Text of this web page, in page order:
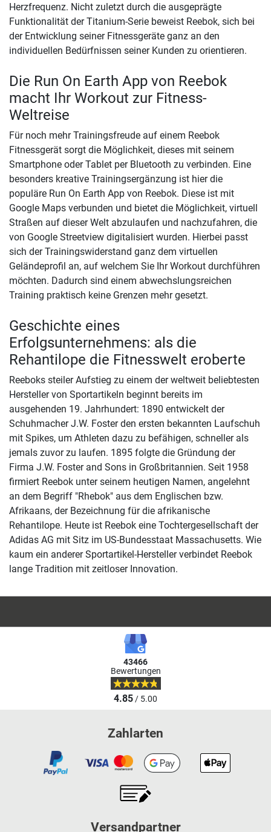
Herzfrequenz. Nicht zuletzt durch die ausgeprägte
Funktionalität der Titanium-Serie beweist Reebok, sich bei
der Entwicklung seiner Fitnessgeräte ganz an den
individuellen Bedürfnissen seiner Kunden zu orientieren.
Die Run On Earth App von Reebok
macht Ihr Workout zur Fitness-
Weltreise
Für noch mehr Trainingsfreude auf einem Reebok
Fitnessgerät sorgt die Möglichkeit, dieses mit seinem
Smartphone oder Tablet per Bluetooth zu verbinden. Eine
besonders kreative Trainingsergänzung ist hier die
populäre Run On Earth App von Reebok. Diese ist mit
Google Maps verbunden und bietet die Möglichkeit, virtuell
Straßen auf dieser Welt abzulaufen und nachzufahren, die
von Google Streetview digitalisiert wurden. Hierbei passt
sich der Trainingswiderstand ganz dem virtuellen
Geländeprofil an, auf welchem Sie Ihr Workout durchführen
möchten. Dadurch sind einem abwechslungsreichen
Training praktisch keine Grenzen mehr gesetzt.
Geschichte eines
Erfolgsunternehmens: als die
Rehantilope die Fitnesswelt eroberte
Reeboks steiler Aufstieg zu einem der weltweit beliebtesten
Hersteller von Sportartikeln beginnt bereits im
ausgehenden 19. Jahrhundert: 1890 entwickelt der
Schuhmacher J.W. Foster den ersten bekannten Laufschuh
mit Spikes, um Athleten dazu zu befähigen, schneller als
jemals zuvor zu laufen. 1895 folgte die Gründung der
Firma J.W. Foster and Sons in Großbritannien. Seit 1958
firmiert Reebok unter seinem heutigen Namen, angelehnt
an dem Begriff "Rhebok" aus dem Englischen bzw.
Afrikaans, der Bezeichnung für die afrikanische
Rehantilope. Heute ist Reebok eine Tochtergesellschaft der
Adidas AG mit Sitz im US-Bundesstaat Massachusetts. Wie
kaum ein anderer Sportartikel-Hersteller verbindet Reebok
lange Tradition mit zeitloser Innovation.
43466
Bewertungen
4.85/ 5.00
Zahlarten
Versandpartner